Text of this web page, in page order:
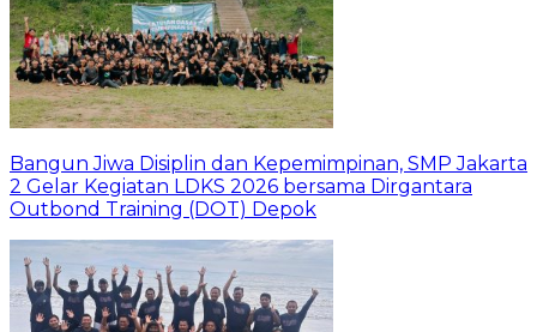
Bangun Jiwa Disiplin dan Kepemimpinan, SMP Jakarta
2 Gelar Kegiatan LDKS 2026 bersama Dirgantara
Outbond Training (DOT) Depok